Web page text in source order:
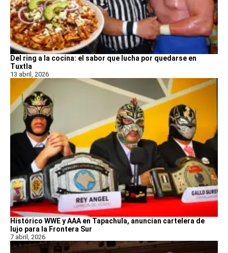
Del ring a la cocina: el sabor que lucha por quedarse en
Tuxtla
13 abril, 2026
Histórico WWE y AAA en Tapachula, anuncian cartelera de
lujo para la Frontera Sur
7 abril, 2026